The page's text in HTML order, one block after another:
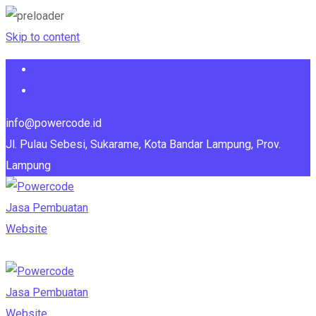
Skip to content
info@powercode.id
Jl. Pulau Sebesi, Sukarame, Kota Bandar Lampung, Prov.
Lampung